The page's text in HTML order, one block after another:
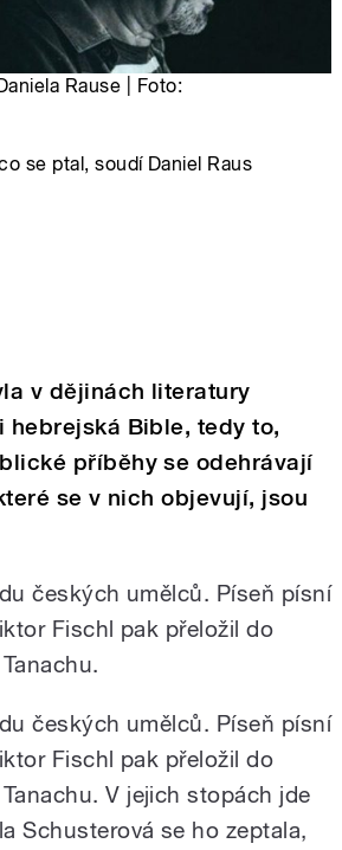
Rause | Foto:
se ptal, soudí Daniel Raus
v dějinách literatury
hebrejská Bible, tedy to,
příběhy se odehrávají
se v nich objevují, jsou
českých umělců. Píseň písní
Fischl pak přeložil do
českých umělců. Píseň písní
Fischl pak přeložil do
V jejich stopách jde
Schusterová se ho zeptala,